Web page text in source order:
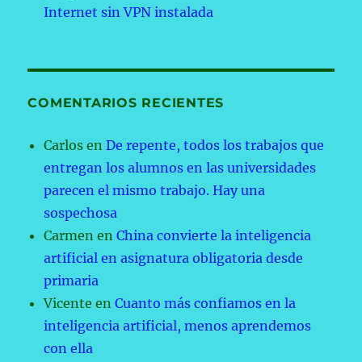
Internet sin VPN instalada
COMENTARIOS RECIENTES
Carlos enDe repente, todos los trabajos que
entregan los alumnos en las universidades
parecen el mismo trabajo. Hay una
sospechosa
Carmen enChina convierte la inteligencia
artificial en asignatura obligatoria desde
primaria
Vicente enCuanto más confiamos en la
inteligencia artificial, menos aprendemos
con ella